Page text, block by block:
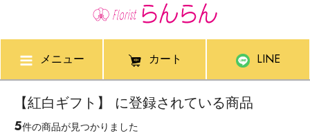
メニュー カート LINE
【紅白ギフト】 に登録されている商品
5件の商品が見つかりました